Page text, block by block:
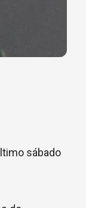
sábado